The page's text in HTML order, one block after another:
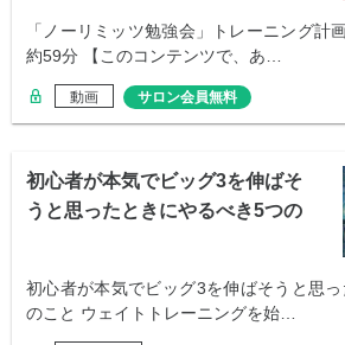
「ノーリミッツ勉強会」トレーニング計
約59分 【このコンテンツで、あ…
動画 サロン会員無料
初心者が本気でビッグ3を伸ばそ
うと思ったときにやるべき5つの
初心者が本気でビッグ3を伸ばそうと思
のこと ウェイトトレーニングを始…